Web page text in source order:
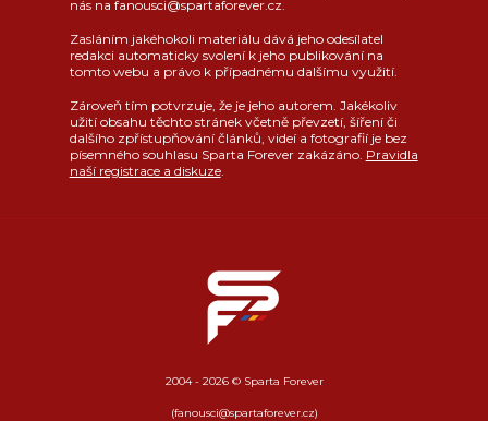
nás na fanousci@spartaforever.cz.
Zasláním jakéhokoli materiálu dává jeho odesílatel
redakci automaticky svolení k jeho publikování na
tomto webu a právo k případnému dalšímu využití.
Zároveň tím potvrzuje, že je jeho autorem. Jakékoliv
užití obsahu těchto stránek včetně převzetí, šíření či
dalšího zpřístupňování článků, videí a fotografií je bez
písemného souhlasu Sparta Forever zakázáno. Pravidla
naší registrace a diskuze.
2004 - 2026 © Sparta Forever
(fanousci@spartaforever.cz)